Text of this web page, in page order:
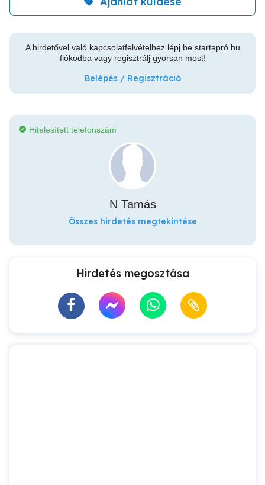
A hirdetővel való kapcsolatfelvételhez lépj be startapró.hu
fiókodba vagy regisztrálj gyorsan most!
Belépés / Regisztráció
Hitelesített telefonszám
N Tamás
Összes hirdetés megtekintése
Hirdetés megosztása